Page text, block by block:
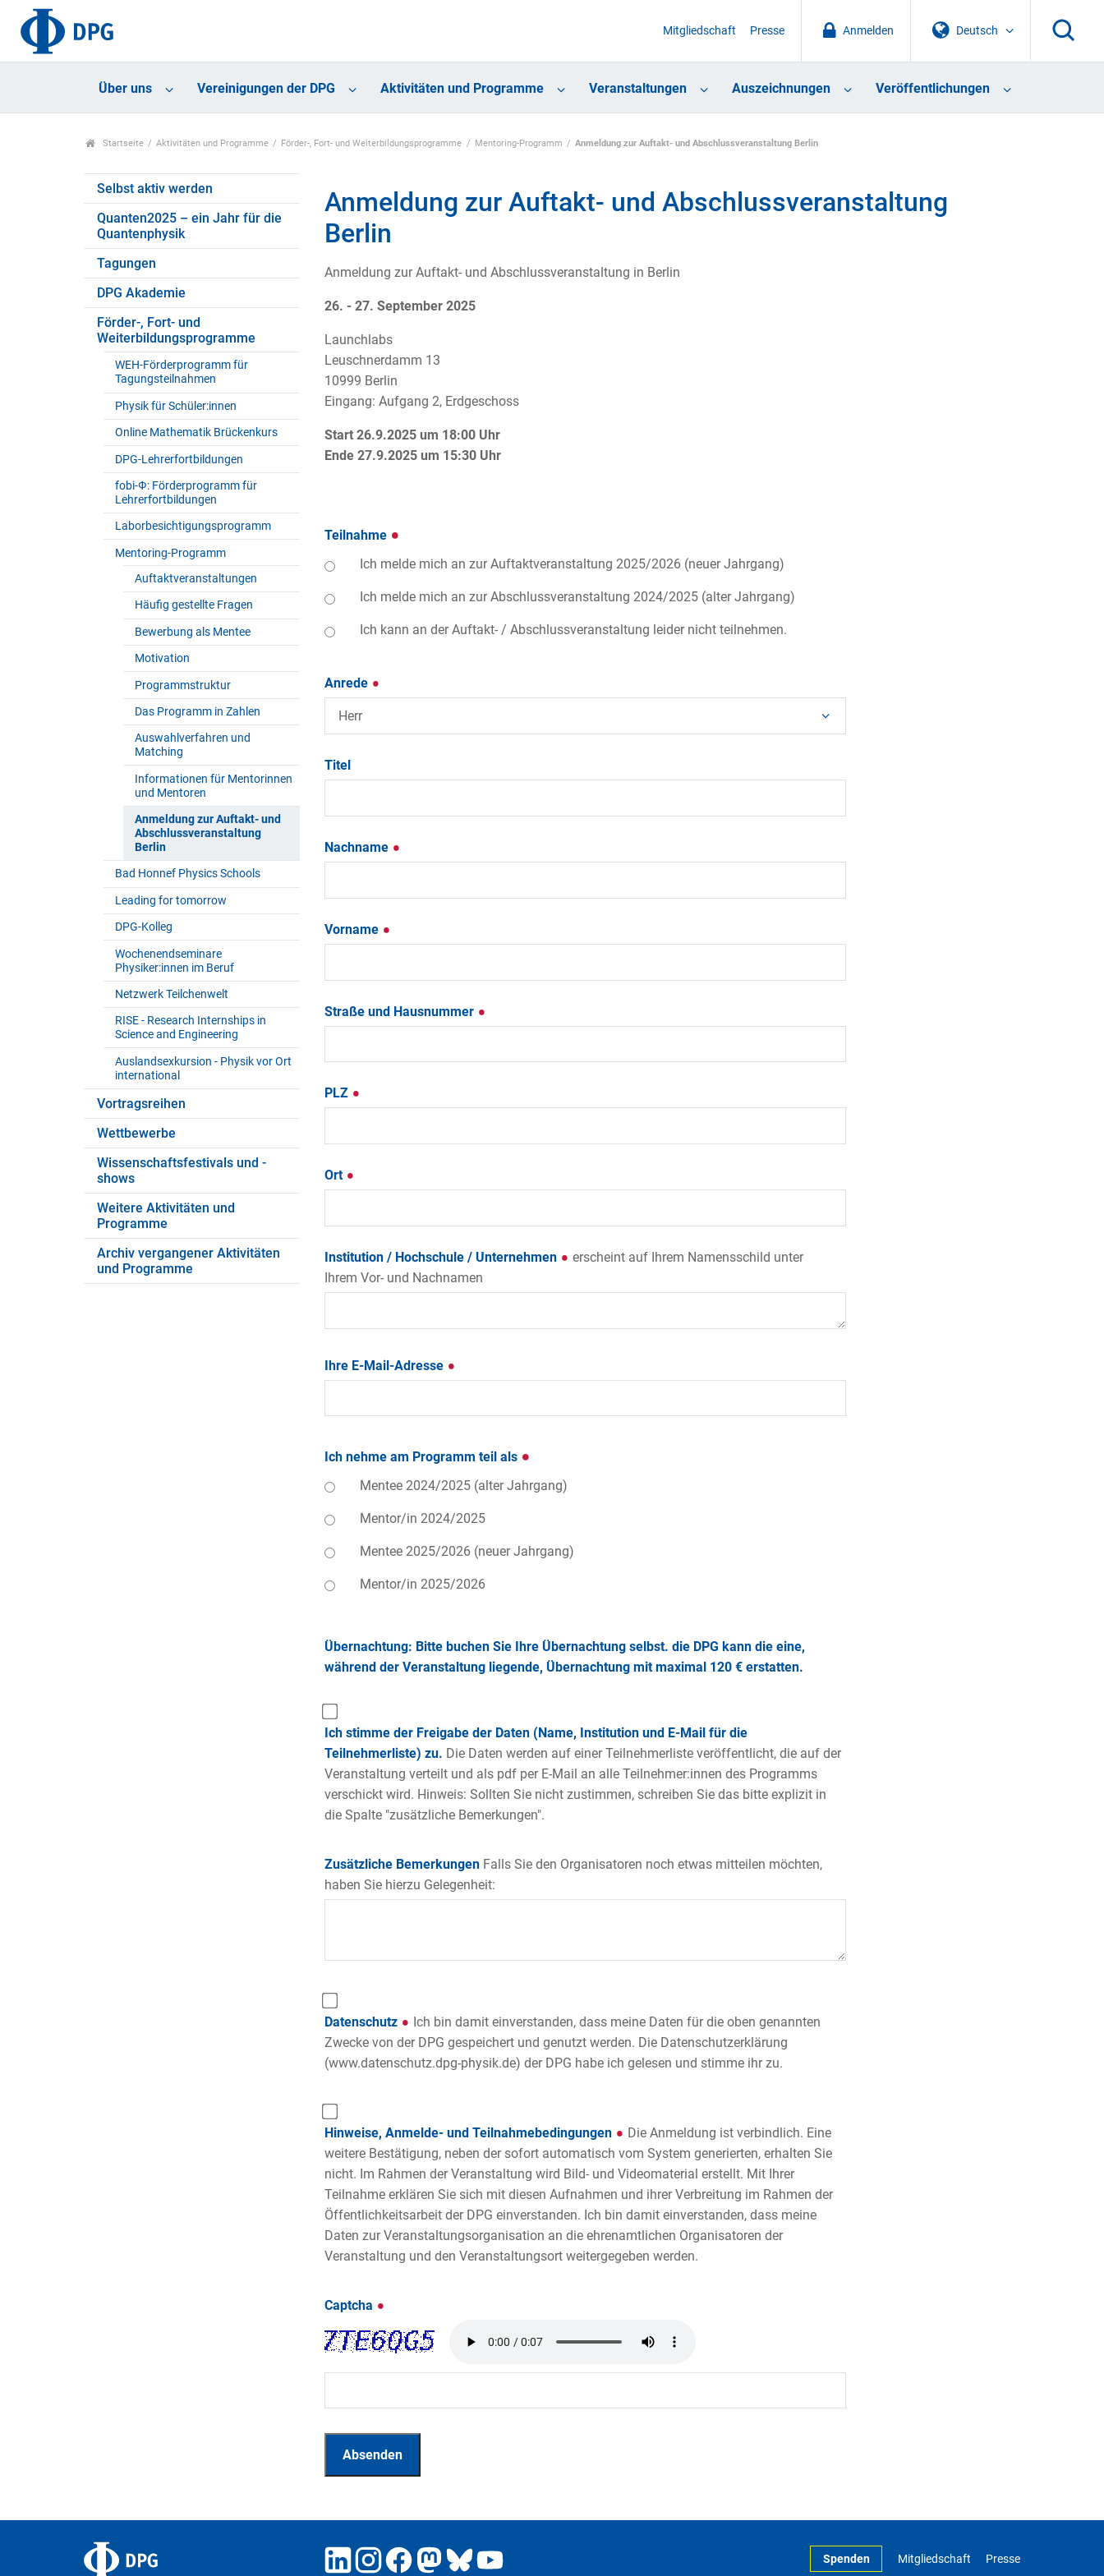
Deutsch
Anmelden
Mitgliedschaft Presse
Über uns Vereinigungen der DPG Aktivitäten und Programme Veranstaltungen Auszeichnungen Veröffentlichungen
Startseite Aktivitäten und Programme Förder-, Fort- und Weiterbildungsprogramme Mentoring-Programm Anmeldung zur Auftakt- und Abschlussveranstaltung Berlin
Selbst aktiv werden
Quanten2025 – ein Jahr für die
Quantenphysik
Tagungen
DPG Akademie
Förder-, Fort- und
Weiterbildungsprogramme
WEH-Förderprogramm für
Tagungsteilnahmen
Physik für Schüler:innen
Online Mathematik Brückenkurs
DPG-Lehrerfortbildungen
fobi-Ф: Förderprogramm für
Lehrerfortbildungen
Laborbesichtigungsprogramm
Mentoring-Programm
Auftaktveranstaltungen
Häufig gestellte Fragen
Bewerbung als Mentee
Motivation
Programmstruktur
Das Programm in Zahlen
Auswahlverfahren und
Matching
Informationen für Mentorinnen
und Mentoren
Anmeldung zur Auftakt- und
Abschlussveranstaltung
Berlin
Bad Honnef Physics Schools
Leading for tomorrow
DPG-Kolleg
Wochenendseminare
Physiker:innen im Beruf
Netzwerk Teilchenwelt
RISE - Research Internships in
Science and Engineering
Auslandsexkursion - Physik vor Ort
international
Vortragsreihen
Wettbewerbe
Wissenschaftsfestivals und -
shows
Weitere Aktivitäten und
Programme
Archiv vergangener Aktivitäten
und Programme
Anmeldung zur Auftakt- und Abschlussveranstaltung
Berlin
Anmeldung zur Auftakt- und Abschlussveranstaltung in Berlin
26. - 27. September 2025
Launchlabs
Leuschnerdamm 13
10999 Berlin
Eingang: Aufgang 2, Erdgeschoss
Start 26.9.2025 um 18:00 Uhr
Ende 27.9.2025 um 15:30 Uhr
Teilnahme
Ich melde mich an zur Auftaktveranstaltung 2025/2026 (neuer Jahrgang)
Ich melde mich an zur Abschlussveranstaltung 2024/2025 (alter Jahrgang)
Ich kann an der Auftakt- / Abschlussveranstaltung leider nicht teilnehmen.
Anrede
Titel
Nachname
Vorname
Straße und Hausnummer
PLZ
Ort
Institution / Hochschule / Unternehmen
erscheint auf Ihrem Namensschild unter
Ihrem Vor- und Nachnamen
Ihre E-Mail-Adresse
Ich nehme am Programm teil als
Mentee 2024/2025 (alter Jahrgang)
Mentor/in 2024/2025
Mentee 2025/2026 (neuer Jahrgang)
Mentor/in 2025/2026
Übernachtung: Bitte buchen Sie Ihre Übernachtung selbst. die DPG kann die eine,
während der Veranstaltung liegende, Übernachtung mit maximal 120 € erstatten.
Ich stimme der Freigabe der Daten (Name, Institution und E-Mail für die
Teilnehmerliste) zu. Die Daten werden auf einer Teilnehmerliste veröffentlicht, die auf der
Veranstaltung verteilt und als pdf per E-Mail an alle Teilnehmer:innen des Programms
verschickt wird. Hinweis: Sollten Sie nicht zustimmen, schreiben Sie das bitte explizit in
die Spalte "zusätzliche Bemerkungen".
Zusätzliche Bemerkungen Falls Sie den Organisatoren noch etwas mitteilen möchten,
haben Sie hierzu Gelegenheit:
Datenschutz
Ich bin damit einverstanden, dass meine Daten für die oben genannten
Zwecke von der DPG gespeichert und genutzt werden. Die Datenschutzerklärung
(www.datenschutz.dpg-physik.de) der DPG habe ich gelesen und stimme ihr zu.
Hinweise, Anmelde- und Teilnahmebedingungen
Die Anmeldung ist verbindlich. Eine
weitere Bestätigung, neben der sofort automatisch vom System generierten, erhalten Sie
nicht. Im Rahmen der Veranstaltung wird Bild- und Videomaterial erstellt. Mit Ihrer
Teilnahme erklären Sie sich mit diesen Aufnahmen und ihrer Verbreitung im Rahmen der
Öffentlichkeitsarbeit der DPG einverstanden. Ich bin damit einverstanden, dass meine
Daten zur Veranstaltungsorganisation an die ehrenamtlichen Organisatoren der
Veranstaltung und den Veranstaltungsort weitergegeben werden.
Captcha
Spenden Mitgliedschaft Presse